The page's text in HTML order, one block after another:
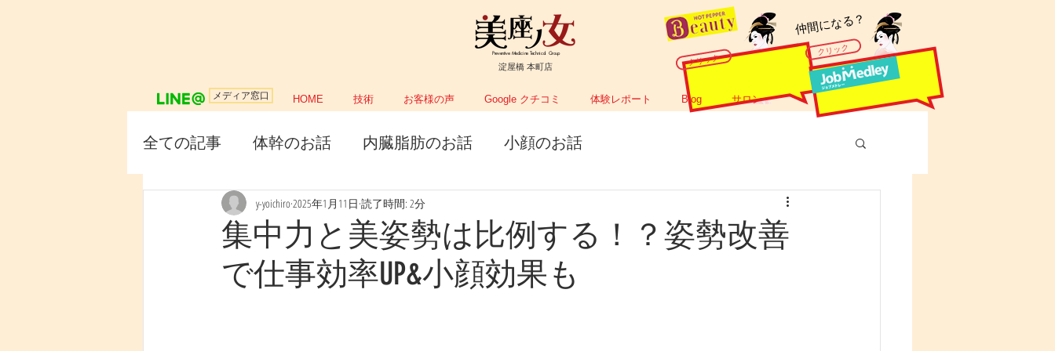
メディア窓口
Preventive Medicine Technical Group
淀屋橋 本町店 クリック
HOME 技術 お客様の声 Google クチコミ 体験レポート Blog サロン
​仲間になる？
クリック
全ての記事 体幹のお話 内臓脂肪のお話 小顔のお話
集中力と美姿勢は比例する！？姿勢改善
で仕事効率UP&小顔効果も
y-yoichiro2025年1月11日 読了時間: 2分